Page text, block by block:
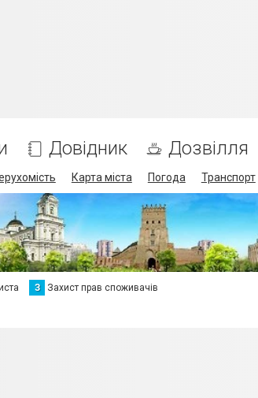
Довідник Дозвілля
Карта міста Погода Транспорт
З Захист прав споживачів